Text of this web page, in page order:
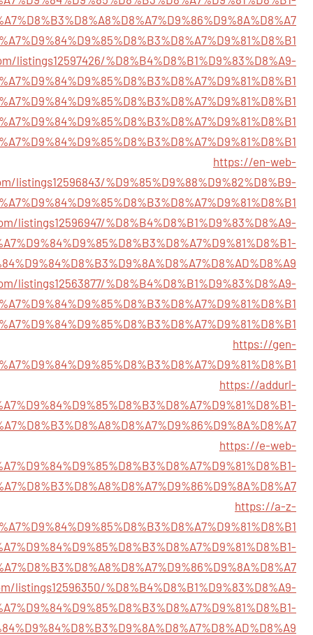
listings12597426/%D8%B4%D8%B1%D9%83%D8%A9-
https://en-web-
listings12596843/%D9%85%D9%88%D9%82%D8%B9-
listings12596947/%D8%B4%D8%B1%D9%83%D8%A9-
listings12563877/%D8%B4%D8%B1%D9%83%D8%A9-
https://gen-
https://addurl-
https://e-web-
https://a-z-
%D8%B4%D8%B1%D9%83%D8%A9-